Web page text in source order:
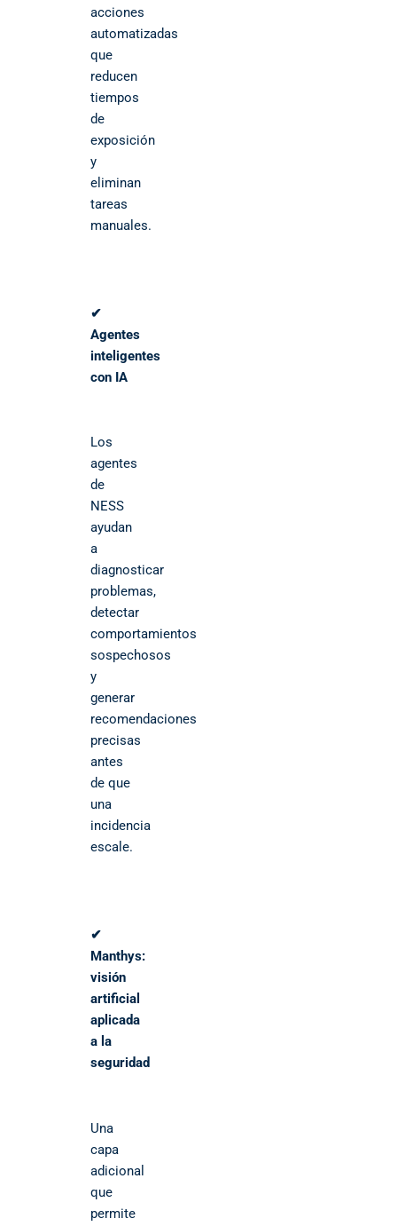
acciones
automatizadas
que
reducen
tiempos
de
exposición
y
eliminan
tareas
manuales.
✔
Agentes
inteligentes
con IA
Los
agentes
de
NESS
ayudan
a
diagnosticar
problemas,
detectar
comportamientos
sospechosos
y
generar
recomendaciones
precisas
antes
de que
una
incidencia
escale.
✔
Manthys:
visión
artificial
aplicada
a la
seguridad
Una
capa
adicional
que
permite